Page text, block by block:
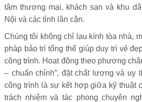
tâm thương mại, khách sạn và khu
Nội và các tỉnh lân cận.
Chúng tôi không chỉ lau kính tòa nhà,
pháp bảo trì tổng thể giúp duy trì vẻ
công trình. Hoạt động theo phương
– chuẩn chỉnh”, đặt chất lượng và uy
công trình là sự kết hợp giữa kỹ thuật
trách nhiệm và tác phong chuyên